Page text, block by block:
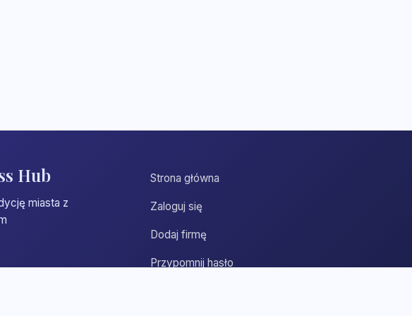
Hub
miasta z
Strona główna
Zaloguj się
Dodaj firmę
Przypomnij hasło